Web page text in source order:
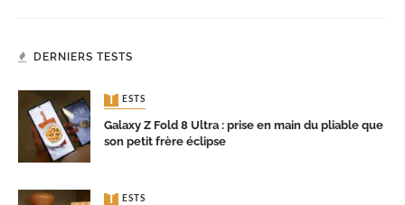
DERNIERS TESTS
TESTS
Galaxy Z Fold 8 Ultra : prise en main du pliable que
son petit frère éclipse
TESTS